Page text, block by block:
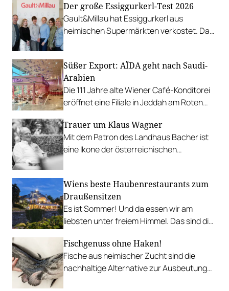
Der große Essiggurkerl-Test 2026
Gault&Millau hat Essiggurkerl aus
heimischen Supermärkten verkostet. Das
Süßer Export: AÏDA geht nach Saudi-
Arabien
Die 111 Jahre alte Wiener Café-Konditorei
eröffnet eine Filiale in Jeddah am Roten
Trauer um Klaus Wagner
Mit dem Patron des Landhaus Bacher ist
eine Ikone der österreichischen
Wiens beste Haubenrestaurants zum
Draußensitzen
Es ist Sommer! Und da essen wir am
liebsten unter freiem Himmel. Das sind die
Gastgarten.
Fischgenuss ohne Haken!
Fische aus heimischer Zucht sind die
nachhaltige Alternative zur Ausbeutung